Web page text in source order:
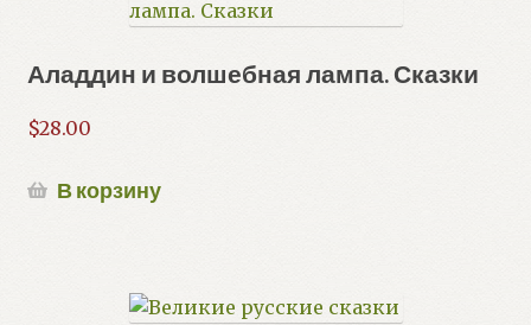
Аладдин и волшебная лампа. Сказки
$28.00
В корзину